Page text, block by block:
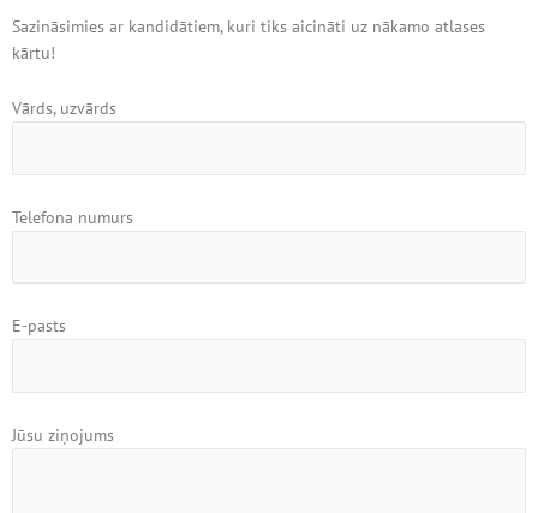
Sazināsimies ar kandidātiem, kuri tiks aicināti uz nākamo atlases
kārtu!
Vārds, uzvārds
Telefona numurs
E-pasts
Jūsu ziņojums